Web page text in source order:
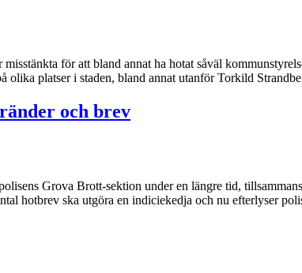
för att bland annat ha hotat såväl
olika platser i staden, bland annat utanför Torkild
och brev
Grova Brott-sektion under en längre tid,
hotbrev ska utgöra en indiciekedja och nu efterlyser